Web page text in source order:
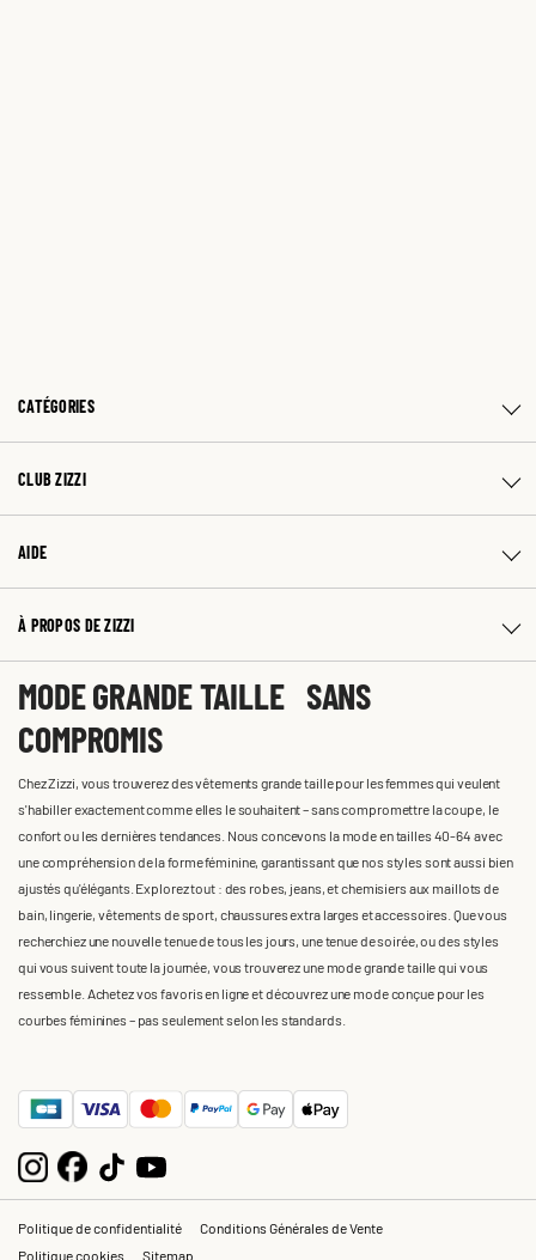
CATÉGORIES
CLUB ZIZZI
AIDE
À PROPOS DE ZIZZI
MODE GRANDE TAILLE SANS
COMPROMIS
Chez Zizzi, vous trouverez des vêtements grande taille pour les femmes qui veulent
s'habiller exactement comme elles le souhaitent – sans compromettre la coupe, le
confort ou les dernières tendances. Nous concevons la mode en tailles 40-64 avec
une compréhension de la forme féminine, garantissant que nos styles sont aussi bien
ajustés qu'élégants. Explorez tout : des robes, jeans, et chemisiers aux maillots de
bain, lingerie, vêtements de sport, chaussures extra larges et accessoires. Que vous
recherchiez une nouvelle tenue de tous les jours, une tenue de soirée, ou des styles
qui vous suivent toute la journée, vous trouverez une mode grande taille qui vous
ressemble. Achetez vos favoris en ligne et découvrez une mode conçue pour les
courbes féminines – pas seulement selon les standards.
Politique de confidentialité
Conditions Générales de Vente
Politique cookies
Sitemap